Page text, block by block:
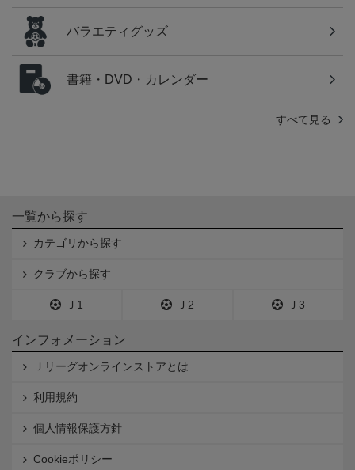
バラエティグッズ
書籍・DVD・カレンダー
すべて見る
一覧から探す
カテゴリから探す
クラブから探す
Ｊ1 Ｊ2 Ｊ3
インフォメーション
Ｊリーグオンラインストアとは
利用規約
個人情報保護方針
Cookieポリシー